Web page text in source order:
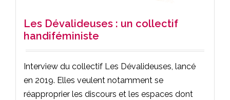
Les Dévalideuses : un collectif
handiféministe
Interview du collectif Les Dévalideuses, lancé
en 2019. Elles veulent notamment se
réapproprier les discours et les espaces dont